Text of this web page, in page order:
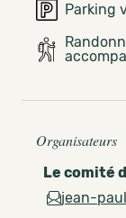
Parking
Organisateurs
Le comité
jean-